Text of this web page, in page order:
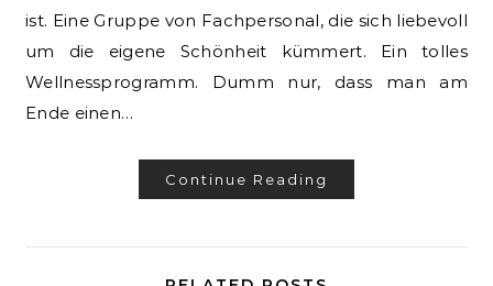
ist. Eine Gruppe von Fachpersonal, die sich liebevoll
um die eigene Schönheit kümmert. Ein tolles
Wellnessprogramm. Dumm nur, dass man am
Ende einen…
Continue Reading